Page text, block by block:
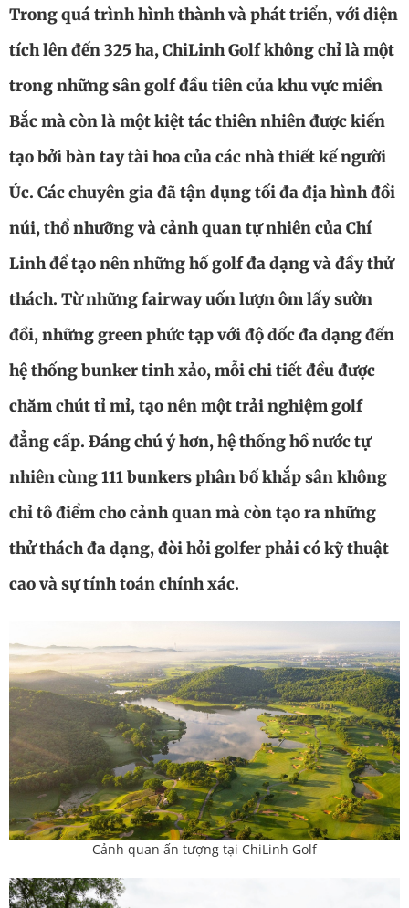
Trong quá trình hình thành và phát triển, với diện
tích lên đến 325 ha, ChiLinh Golf không chỉ là một
trong những sân golf đầu tiên của khu vực miền
Bắc mà còn là một kiệt tác thiên nhiên được kiến
tạo bởi bàn tay tài hoa của các nhà thiết kế người
Úc. Các chuyên gia đã tận dụng tối đa địa hình đồi
núi, thổ nhưỡng và cảnh quan tự nhiên của Chí
Linh để tạo nên những hố golf đa dạng và đầy thử
thách. Từ những fairway uốn lượn ôm lấy sườn
đồi, những green phức tạp với độ dốc đa dạng đến
hệ thống bunker tinh xảo, mỗi chi tiết đều được
chăm chút tỉ mỉ, tạo nên một trải nghiệm golf
đẳng cấp. Đáng chú ý hơn, hệ thống hồ nước tự
nhiên cùng 111 bunkers phân bố khắp sân không
chỉ tô điểm cho cảnh quan mà còn tạo ra những
thử thách đa dạng, đòi hỏi golfer phải có kỹ thuật
cao và sự tính toán chính xác.
Cảnh quan ấn tượng tại ChiLinh Golf